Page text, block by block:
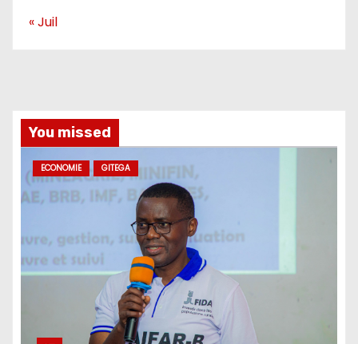
« Juil
You missed
ECONOMIE GITEGA